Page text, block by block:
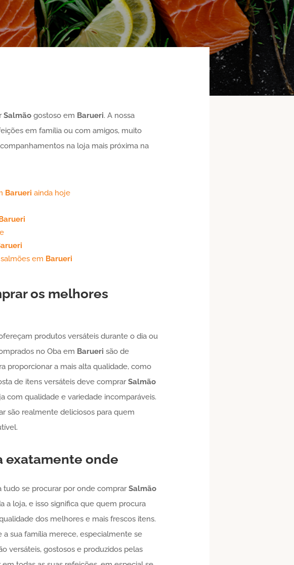
Salmãogostoso em Barueri. A nossa
em família ou com amigos, muito
na loja mais próxima na
Barueri ainda hoje
em Barueri
os melhores
produtos versáteis durante o dia ou
no Oba em Barueri são de
proporcionar a mais alta qualidade, como
de itens versáteis deve comprarSalmão
com qualidade e variedade incomparáveis.
são realmente deliciosos para quem
exatamente onde
tudo se procurar por onde comprarSalmão
a loja, e isso significa que quem procura
dos melhores e mais frescos itens.
sua família merece, especialmente se
versáteis, gostosos e produzidos pelas